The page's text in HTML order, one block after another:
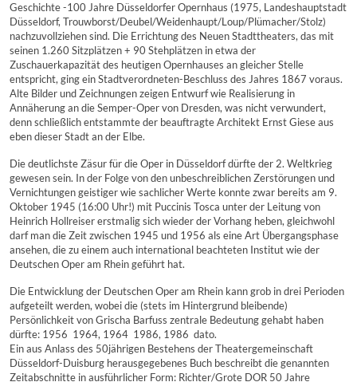
Geschichte -100 Jahre Düsseldorfer Opernhaus (1975, Landeshauptstadt
Düsseldorf, Trouwborst/Deubel/Weidenhaupt/Loup/Plümacher/Stolz)
nachzuvollziehen sind. Die Errichtung des Neuen Stadttheaters, das mit
seinen 1.260 Sitzplätzen + 90 Stehplätzen in etwa der
Zuschauerkapazität des heutigen Opernhauses an gleicher Stelle
entspricht, ging ein Stadtverordneten-Beschluss des Jahres 1867 voraus.
Alte Bilder und Zeichnungen zeigen Entwurf wie Realisierung in
Annäherung an die Semper-Oper von Dresden, was nicht verwundert,
denn schließlich entstammte der beauftragte Architekt Ernst Giese aus
eben dieser Stadt an der Elbe.
Die deutlichste Zäsur für die Oper in Düsseldorf dürfte der 2. Weltkrieg
gewesen sein. In der Folge von den unbeschreiblichen Zerstörungen und
Vernichtungen geistiger wie sachlicher Werte konnte zwar bereits am 9.
Oktober 1945 (16:00 Uhr!) mit Puccinis Tosca unter der Leitung von
Heinrich Hollreiser erstmalig sich wieder der Vorhang heben, gleichwohl
darf man die Zeit zwischen 1945 und 1956 als eine Art Übergangsphase
ansehen, die zu einem auch international beachteten Institut wie der
Deutschen Oper am Rhein geführt hat.
Die Entwicklung der Deutschen Oper am Rhein kann grob in drei Perioden
aufgeteilt werden, wobei die (stets im Hintergrund bleibende)
Persönlichkeit von Grischa Barfuss zentrale Bedeutung gehabt haben
dürfte: 1956  1964, 1964  1986, 1986  dato.
Ein aus Anlass des 50jährigen Bestehens der Theatergemeinschaft
Düsseldorf-Duisburg herausgegebenes Buch beschreibt die genannten
Zeitabschnitte in ausführlicher Form: Richter/Grote DOR 50 Jahre